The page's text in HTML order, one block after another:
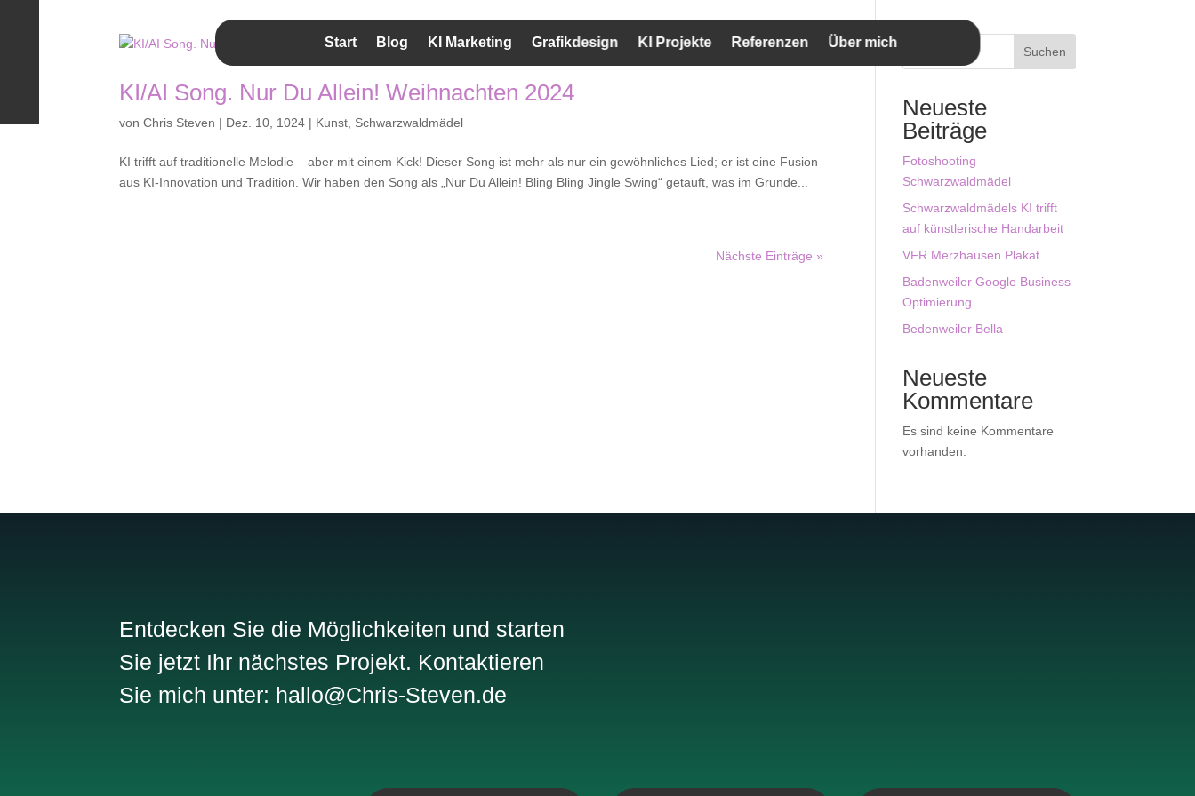
Start Blog KI Marketing Grafikdesign KI Projekte Referenzen Über mich
KI/AI Song. Nur Du Allein! Weihnachten 2024
vonChris Steven | Dez. 10, 1024 | Kunst Schwarzwaldmädel
KI trifft auf traditionelle Melodie – aber mit einem Kick! Dieser Song ist mehr als nur ein gewöhnliches Lied; er ist eine Fusion
aus KI-Innovation und Tradition. Wir haben den Song als „Nur Du Allein! Bling Bling Jingle Swing“ getauft, was im Grunde...
Nächste Einträge »
Suchen
Neueste
Beiträge
Fotoshooting
Schwarzwaldmädel
Schwarzwaldmädels KI trifft
auf künstlerische Handarbeit
VFR Merzhausen Plakat
Badenweiler Google Business
Optimierung
Bedenweiler Bella
Neueste
Kommentare
Es sind keine Kommentare
vorhanden.
Entdecken Sie die Möglichkeiten und starten
Sie jetzt Ihr nächstes Projekt. Kontaktieren
Sie mich unter: hallo@Chris-Steven.de